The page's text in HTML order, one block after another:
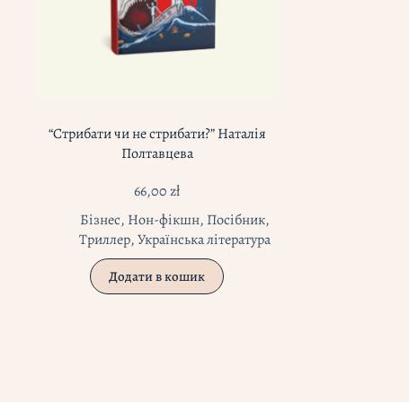
“Стрибати чи не стрибати?” Наталія
Полтавцева
66,00zł
Бізнес, Нон-фікшн, Посібник,
Триллер,Українська література
Додати в кошик